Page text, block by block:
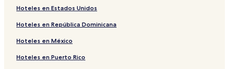
Hoteles en Estados Unidos
Hoteles en República Dominicana
Hoteles en México
Hoteles en Puerto Rico